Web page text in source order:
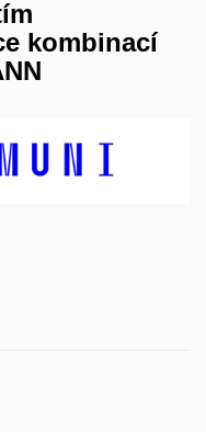
kombinací